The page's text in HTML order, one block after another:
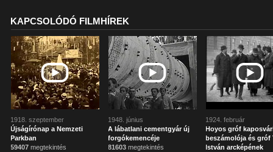
KAPCSOLÓDÓ FILMHÍREK
1918. szeptember
Újságírónap a Nemzeti
Parkban
59407 megtekintés
1948. június
A lábatlani cementgyár új
forgókemencéje
81603 megtekintés
1924. február
Hoyos gróf
beszámolója és gróf
István arcképének